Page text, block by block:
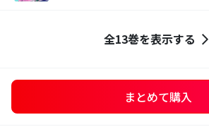
全13巻を表示する
まとめて購入